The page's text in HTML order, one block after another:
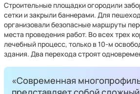
Строительные площадки огородили
сетки и закрыли баннерами. Для
организовали безопасные маршруты
места проведения работ. Во всех трех
лечебный процесс, только в 10-м
здания. Два перехода строят
«Современная